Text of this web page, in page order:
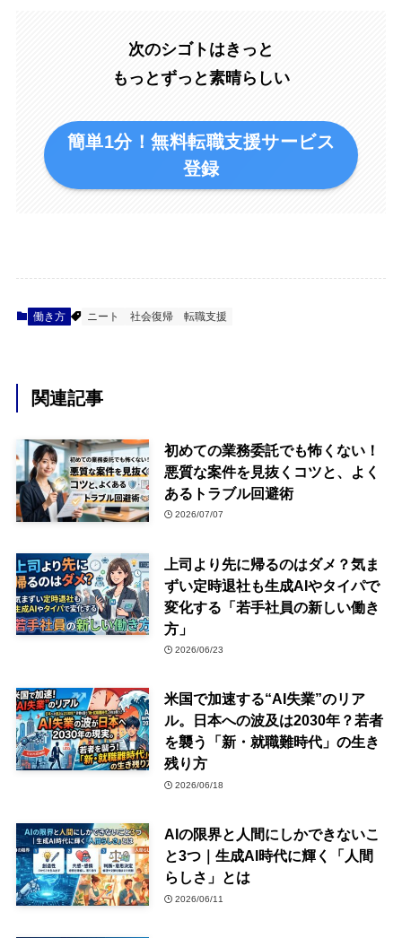
次のシゴトはきっと
もっとずっと素晴らしい
簡単1分！無料転職支援サービス
登録
働き方 ニート 社会復帰 転職支援
関連記事
初めての業務委託でも怖くない！
悪質な案件を見抜くコツと、よく
あるトラブル回避術
2026/07/07
上司より先に帰るのはダメ？気ま
ずい定時退社も生成AIやタイパで
変化する「若手社員の新しい働き
方」
2026/06/23
米国で加速する“AI失業”のリア
ル。日本への波及は2030年？若者
を襲う「新・就職難時代」の生き
残り方
2026/06/18
AIの限界と人間にしかできないこ
と3つ｜生成AI時代に輝く「人間
らしさ」とは
2026/06/11